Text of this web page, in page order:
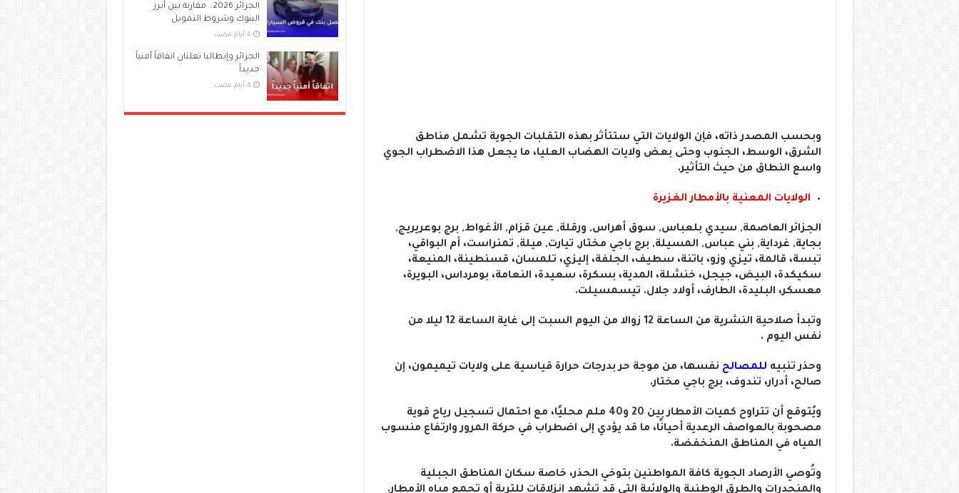
وبحسب المصدر ذاته، فإن الولايات التي ستتأثر بهذه التقلبات الجوية تشمل مناطق
الشرق، الوسط، الجنوب وحتى بعض ولايات الهضاب العليا، ما يجعل هذا الاضطراب الجوي
واسع النطاق من حيث التأثير.
الولايات المعنية بالأمطار الغزيرة
الجزائر العاصمة, سيدي بلعباس, سوق أهراس, ورقلة, عين قزام, الأغواط, برج بوعريريج,
بجاية, غرداية, بني عباس, المسيلة, برج باجي مختار, تيارت, ميلة, تمنراست، أم البواقي،
تبسة، قالمة، تيزي وزو، باتنة، سطيف، الجلفة، إليزي، تلمسان، قسنطينة، المنيعة،
سكيكدة، البيض، جيجل، خنشلة، المدية، بسكرة، سعيدة، النعامة، بومرداس، البويرة،
معسكر، البليدة، الطارف، أولاد جلال. تيسمسيلت.
وتبدأ صلاحية النشرية من الساعة 12 زوالا من اليوم السبت إلى غاية الساعة 12 ليلا من
نفس اليوم .
وحذر تنبيه للمصالح نفسها، من موجة حر بدرجات حرارة قياسية على ولايات تيميمون، إن
صالح، أدرار، تندوف، برج باجي مختار.
ويُتوقع أن تتراوح كميات الأمطار بين 20 و40 ملم محليًا، مع احتمال تسجيل رياح قوية
مصحوبة بالعواصف الرعدية أحيانًا، ما قد يؤدي إلى اضطراب في حركة المرور وارتفاع منسوب
المياه في المناطق المنخفضة.
وتُوصي الأرصاد الجوية كافة المواطنين بتوخي الحذر، خاصة سكان المناطق الجبلية
والمنحدرات والطرق الوطنية والولائية التي قد تشهد انزلاقات للتربة أو تجمع مياه الأمطار.
الجزائر 2026.. مقارنة بين أبرز
البنوك وشروط التمويل
الجزائر وإيطاليا تعلنان اتفاقاً أمنياً
جديداً